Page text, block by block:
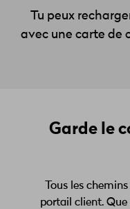
Tu peux
avec une carte de
Garde le
Tous les
portail client. Que